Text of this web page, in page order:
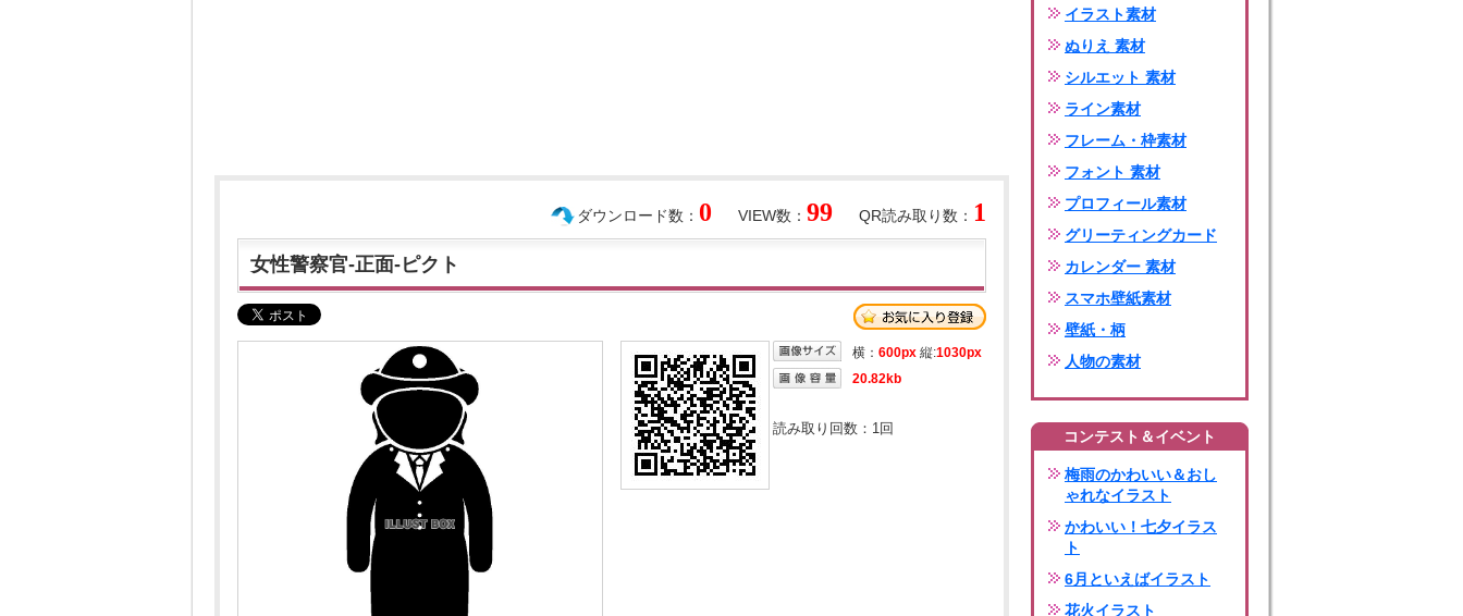
QR読み取り数： 1
VIEW数： 99
ダウンロード数： 0
女性警察官-正面-ピクト
横： 600px 縦:1030px
20.82kb
読み取り回数： 1回
イラスト素材
ぬりえ 素材
シルエット 素材
ライン素材
フレーム・枠素材
フォント 素材
プロフィール素材
グリーティングカード
カレンダー 素材
スマホ壁紙素材
壁紙・柄
人物の素材
コンテスト＆イベント
梅雨のかわいい＆おし
ゃれなイラスト
かわいい！七夕イラス
ト
6月といえばイラスト
花火イラスト